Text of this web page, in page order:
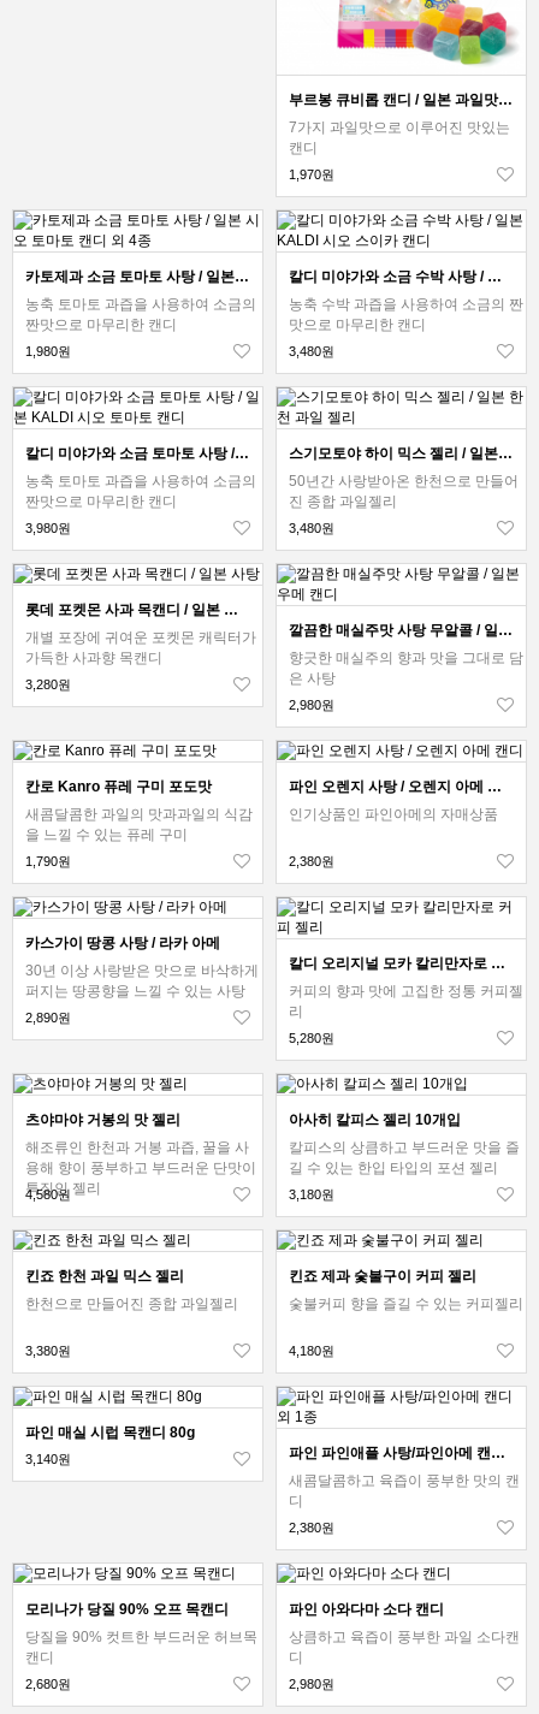
부르봉 큐비롭 캔디 / 일본 과일맛 사탕
7가지 과일맛으로 이루어진 맛있는
캔디
1,970원
카토제과 소금 토마토 사탕 / 일본 시오 토마토 캔디 외 4종
농축 토마토 과즙을 사용하여 소금의
짠맛으로 마무리한 캔디
1,980원
칼디 미야가와 소금 수박 사탕 / 일본 KALDI 시오 스이카 캔디
농축 수박 과즙을 사용하여 소금의 짠
맛으로 마무리한 캔디
3,480원
칼디 미야가와 소금 토마토 사탕 / 일본 KALDI 시오 토마토 캔디
농축 토마토 과즙을 사용하여 소금의
짠맛으로 마무리한 캔디
3,980원
스기모토야 하이 믹스 젤리 / 일본 한천 과일 젤리
50년간 사랑받아온 한천으로 만들어
진 종합 과일젤리
3,480원
롯데 포켓몬 사과 목캔디 / 일본 사탕
개별 포장에 귀여운 포켓몬 캐릭터가
가득한 사과향 목캔디
3,280원
깔끔한 매실주맛 사탕 무알콜 / 일본 우메 캔디
향긋한 매실주의 향과 맛을 그대로 담
은 사탕
2,980원
칸로 Kanro 퓨레 구미 포도맛
새콤달콤한 과일의 맛과과일의 식감
을 느낄 수 있는 퓨레 구미
1,790원
파인 오렌지 사탕 / 오렌지 아메 캔디
인기상품인 파인아메의 자매상품
2,380원
카스가이 땅콩 사탕 / 라카 아메
30년 이상 사랑받은 맛으로 바삭하게
퍼지는 땅콩향을 느낄 수 있는 사탕
2,890원
칼디 오리지널 모카 칼리만자로 커피 젤리
커피의 향과 맛에 고집한 정통 커피젤
리
5,280원
츠야마야 거봉의 맛 젤리
해조류인 한천과 거봉 과즙, 꿀을 사
용해 향이 풍부하고 부드러운 단맛이
특징인 젤리
4,580원
아사히 칼피스 젤리 10개입
칼피스의 상큼하고 부드러운 맛을 즐
길 수 있는 한입 타입의 포션 젤리
3,180원
킨죠 한천 과일 믹스 젤리
한천으로 만들어진 종합 과일젤리
3,380원
킨죠 제과 숯불구이 커피 젤리
숯불커피 향을 즐길 수 있는 커피젤리
4,180원
파인 매실 시럽 목캔디 80g
3,140원
파인 파인애플 사탕/파인아메 캔디 외 1종
새콤달콤하고 육즙이 풍부한 맛의 캔
디
2,380원
모리나가 당질 90% 오프 목캔디
당질을 90% 컷트한 부드러운 허브목
캔디
2,680원
파인 아와다마 소다 캔디
상큼하고 육즙이 풍부한 과일 소다캔
디
2,980원